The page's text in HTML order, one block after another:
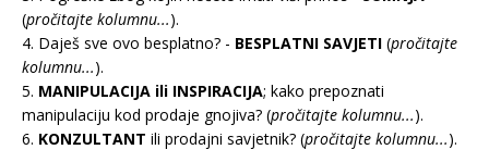
(pročitajte kolumnu...).
4. Daješ sve ovo besplatno? - BESPLATNI SAVJETI (pročitajte
kolumnu...).
5. MANIPULACIJA ili INSPIRACIJA; kako prepoznati
manipulaciju kod prodaje gnojiva? (pročitajte kolumnu...).
6. KONZULTANT ili prodajni savjetnik? (pročitajte kolumnu...).